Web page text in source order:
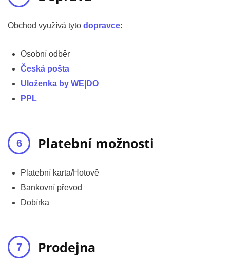
Obchod využívá tyto dopravce:
Osobní odběr
Česká pošta
Uloženka by WE|DO
PPL
Platební možnosti
Platební karta/Hotově
Bankovní převod
Dobírka
Prodejna